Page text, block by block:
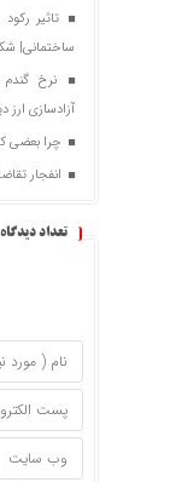
تاثیر
ساختمانی|
آزادسازی ارز
چرا بعضی
انفجار
تعداد